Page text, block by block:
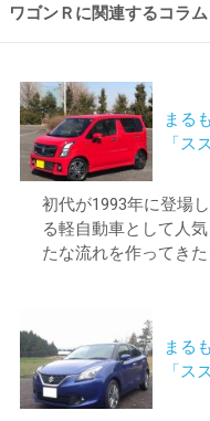
ワゴンＲに関連するコラム
まる
「ス
初代が1993年に登場
る軽自動車として人
たな流れを作ってき
まる
「ス